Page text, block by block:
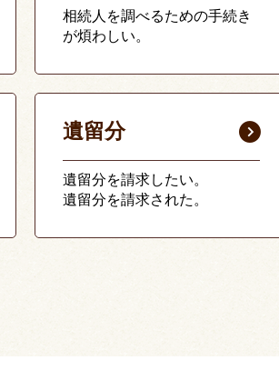
相続人を調べるための手続き
が煩わしい。
遺留分
遺留分を請求したい。
遺留分を請求された。